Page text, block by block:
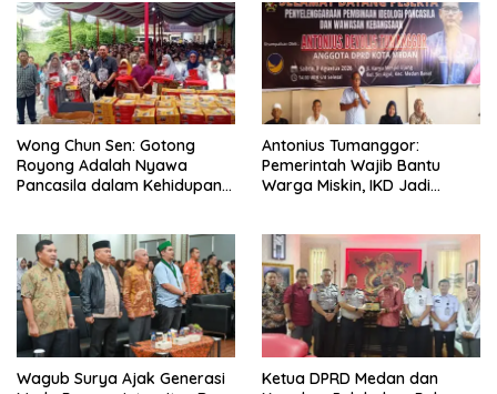
Wong Chun Sen: Gotong
Royong Adalah Nyawa
Pancasila dalam Kehidupan
Antonius Tumanggor:
Pemerintah Wajib Bantu
Warga Miskin, IKD Jadi
Wagub Surya Ajak Generasi
Ketua DPRD Medan dan